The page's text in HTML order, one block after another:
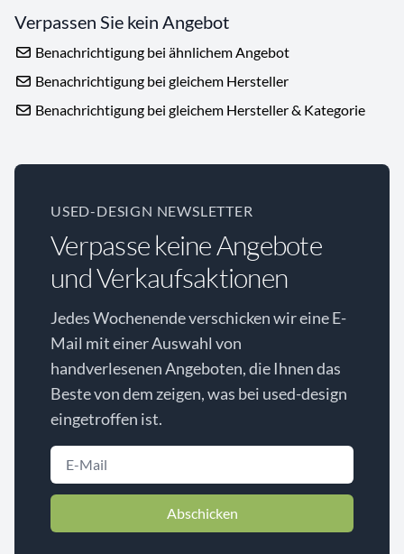
Verpassen Sie kein Angebot
Benachrichtigung bei ähnlichem Angebot
Benachrichtigung bei gleichem Hersteller
Benachrichtigung bei gleichem Hersteller & Kategorie
USED-DESIGN NEWSLETTER
Verpasse keine Angebote
und Verkaufsaktionen
Jedes Wochenende verschicken wir eine E-
Mail mit einer Auswahl von
handverlesenen Angeboten, die Ihnen das
Beste von dem zeigen, was bei used-design
eingetroffen ist.
Abschicken